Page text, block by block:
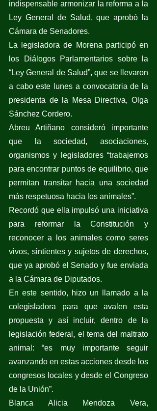
indispensable armonizar la reforma a la
Ley General de Salud, que aprobó la
Cámara de Senadores.
La legisladora de Morena participó en
los Diálogos Parlamentarios sobre la
“Ley General de Salud”, que se llevaron
a cabo este lunes a convocatoria de la
presidenta de la Mesa Directiva, Olga
Sánchez Cordero.
Abreu Artiñano consideró importante
que la sociedad, asociaciones,
organismos y legisladores “trabajemos
para encontrar puntos de equilibrio, que
permitan transitar hacia una sociedad
más respetuosa hacia los animales”.
Recordó que ella impulsó una iniciativa
para reformar la Constitución y
reconocer a los animales como seres
vivos, sintientes y sujetos de derechos,
que ya aprobó el Senado y fue enviada
a la Cámara de Diputados.
En este sentido, hizo un llamado a la
colegisladora para que avalen esta
propuesta y así incluir, dentro de la
legislación federal, el tema del maltrato
animal: “es muy importante seguir
avanzando en estas acciones desde los
congresos locales y desde el Congreso
de la Unión”.
Blanca Alicia Mendoza Vera,